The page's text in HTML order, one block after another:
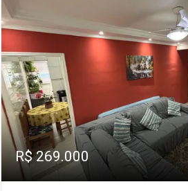
R$ 269.000